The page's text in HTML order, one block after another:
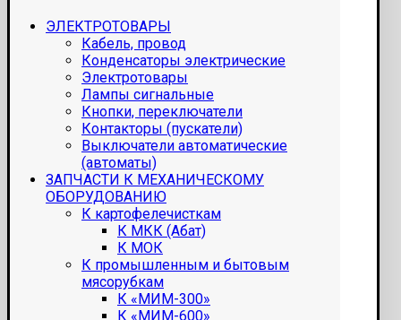
ЭЛЕКТРОТОВАРЫ
Кабель, провод
Конденсаторы электрические
Электротовары
Лампы сигнальные
Кнопки, переключатели
Контакторы (пускатели)
Выключатели автоматические
(автоматы)
ЗАПЧАСТИ К МЕХАНИЧЕСКОМУ
ОБОРУДОВАНИЮ
К картофелечисткам
К МКК (Абат)
К МОК
К промышленным и бытовым
мясорубкам
К «МИМ-300»
К «МИМ-600»